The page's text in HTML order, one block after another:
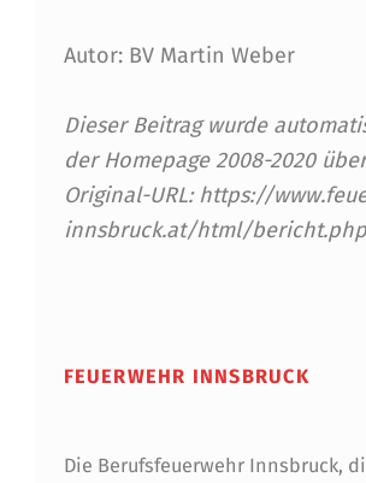
N
Autor: BV Martin Weber
Dieser Beitrag wurde
der Homepage 2008-2020
Original-URL: https://
innsbruck.at/html/
FEUERWEHR INNSBRUCK
Die Berufsfeuerwehr Innsbruck,